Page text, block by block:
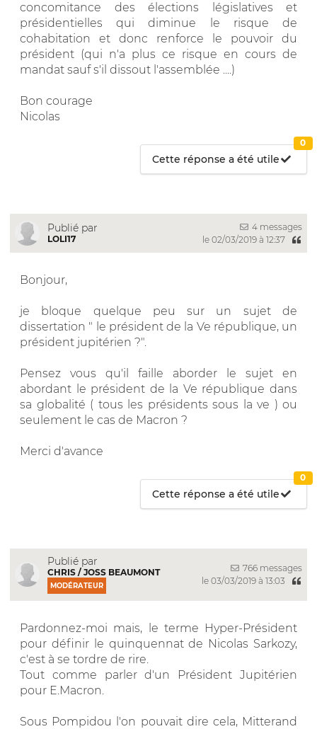
concomitance des élections législatives et
présidentielles qui diminue le risque de
cohabitation et donc renforce le pouvoir du
président (qui n'a plus ce risque en cours de
mandat sauf s'il dissout l'assemblée ....)
Bon courage
Nicolas
Cette réponse a été utile
0
Publié par
LOLI17
4 messages
le 02/03/2019 à 12:37
Bonjour,
je bloque quelque peu sur un sujet de
dissertation " le président de la Ve république, un
président jupitérien ?".
Pensez vous qu'il faille aborder le sujet en
abordant le président de la Ve république dans
sa globalité ( tous les présidents sous la ve ) ou
seulement le cas de Macron ?
Merci d'avance
Cette réponse a été utile
0
Publié par
CHRIS / JOSS BEAUMONT
MODÉRATEUR
766 messages
le 03/03/2019 à 13:03
Pardonnez-moi mais, le terme Hyper-Président
pour définir le quinquennat de Nicolas Sarkozy,
c'est à se tordre de rire.
Tout comme parler d'un Président Jupitérien
pour E.Macron.
Sous Pompidou l'on pouvait dire cela, Mitterand